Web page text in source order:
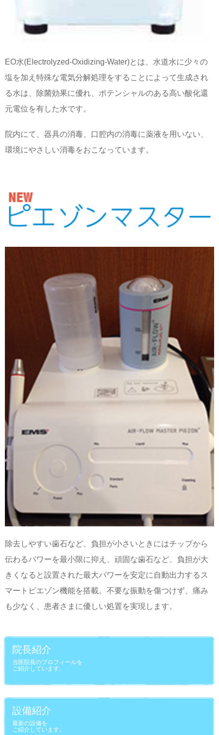
EO水(Electrolyzed-Oxidizing-Water)とは、水道水に少々の
塩を加え特殊な電気分解処理をすることによって生成され
る水は、除菌効果に優れ、ポテンシャルのある高い酸化還
元電位を有した水です。
院内にて、器具の消毒、口腔内の消毒に薬液を用いない、
環境にやさしい消毒をおこなっています。
除去しやすい歯石など、負担が小さいときにはチップから
伝わるパワーを最小限に抑え、頑固な歯石など、負担が大
きくなると設置された最大パワーを安定に自動出力するス
マートピエゾン機能を搭載。不要な振動を傷つけず、痛み
も少なく、患者さまに優しい処置を実現します。
院長紹介
当医院長のプロフィールを
ご紹介しています。
設備紹介
最新の設備を
ご紹介しています。